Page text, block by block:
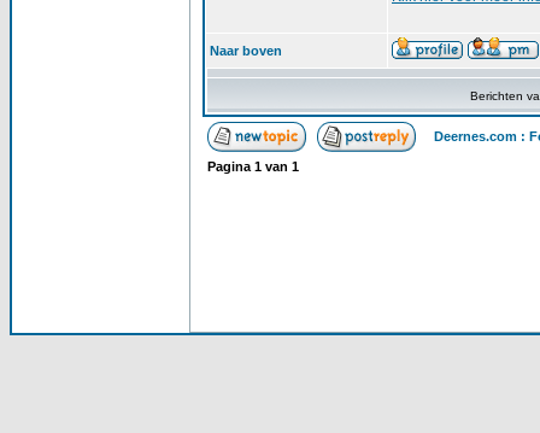
Naar boven
Berichten
Deernes.com :
Pagina 1 van 1